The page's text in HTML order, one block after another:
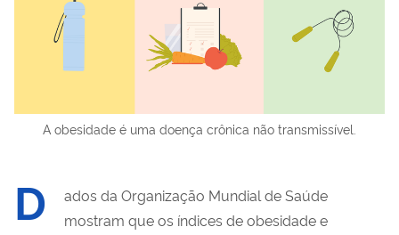
A obesidade é uma doença crônica não transmissível.
D
ados da Organização Mundial de Saúde
mostram que os índices de obesidade e